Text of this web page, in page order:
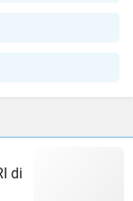
di